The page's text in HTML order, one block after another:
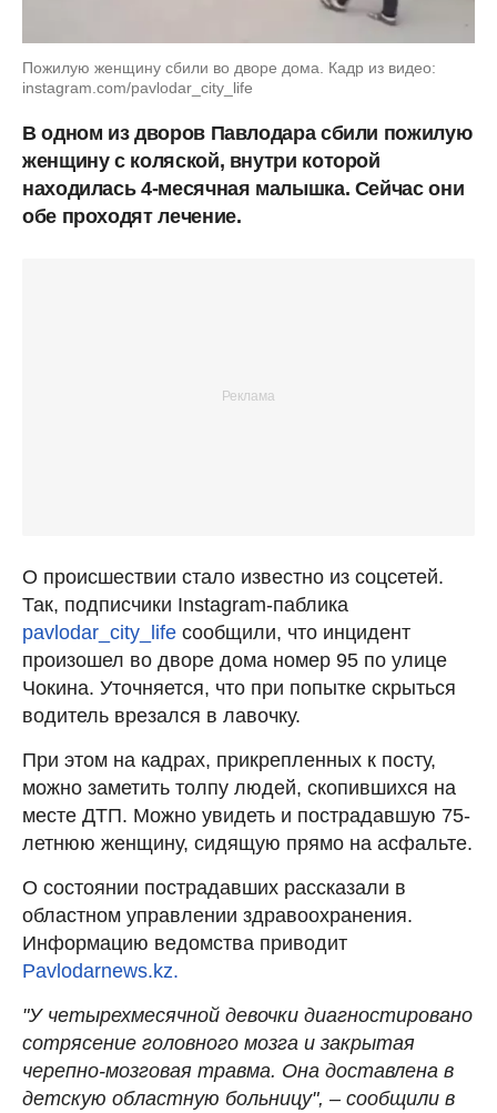
Пожилую женщину сбили во дворе дома. Кадр из видео:
instagram.com/pavlodar_city_life
В одном из дворов Павлодара сбили пожилую
женщину с коляской, внутри которой
находилась 4-месячная малышка. Сейчас они
обе проходят лечение.
О происшествии стало известно из соцсетей.
Так, подписчики Instagram-паблика
pavlodar_city_life сообщили, что инцидент
произошел во дворе дома номер 95 по улице
Чокина. Уточняется, что при попытке скрыться
водитель врезался в лавочку.
При этом на кадрах, прикрепленных к посту,
можно заметить толпу людей, скопившихся на
месте ДТП. Можно увидеть и пострадавшую 75-
летнюю женщину, сидящую прямо на асфальте.
О состоянии пострадавших рассказали в
областном управлении здравоохранения.
Информацию ведомства приводит
Pavlodarnews.kz.
"У четырехмесячной девочки диагностировано
сотрясение головного мозга и закрытая
черепно-мозговая травма. Она доставлена в
детскую областную больницу", – сообщили в